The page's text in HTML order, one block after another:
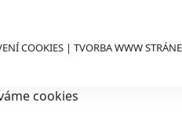
COOKIES | TVORBA WWW
cookies